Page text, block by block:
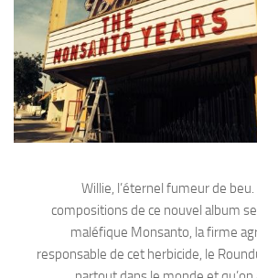
Willie, l’éternel fumeur de
compositions de ce nouvel album
maléfique Monsanto, la firme
responsable de cet herbicide, le